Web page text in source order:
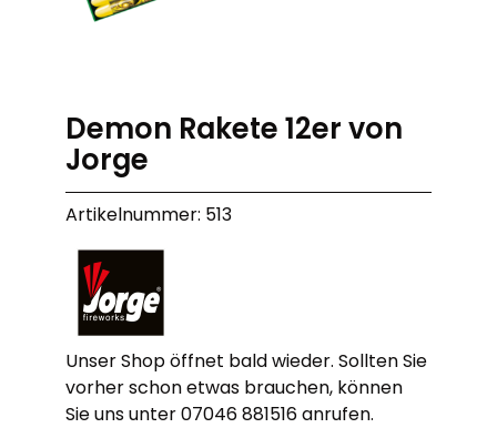
Demon Rakete 12er von
Jorge
Artikelnummer: 513
Unser Shop öffnet bald wieder. Sollten Sie
vorher schon etwas brauchen, können
Sie uns unter 07046 881516 anrufen.